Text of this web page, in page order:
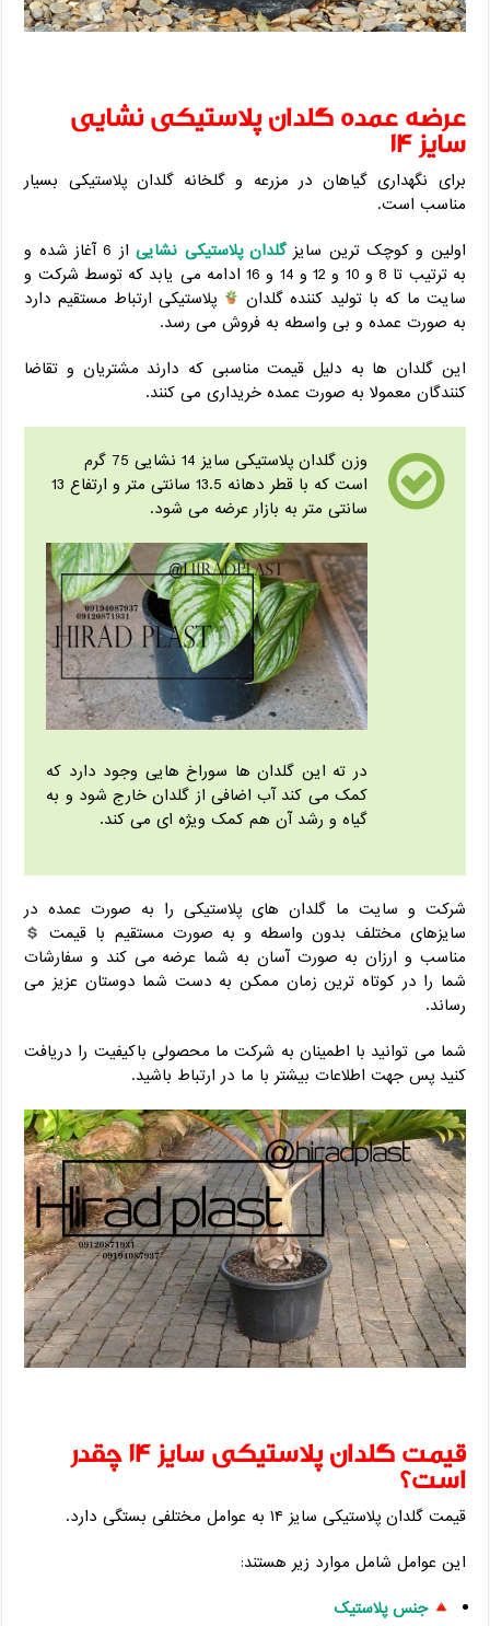
عرضه عمده گلدان پلاستیکی نشایی
سایز 14
برای نگهداری گیاهان در مزرعه و گلخانه گلدان پلاستیکی بسیار
مناسب است.
اولین و کوچک ترین سایزگلدان پلاستیکی نشایی
از 6 آغاز شده و
به ترتیب تا 8 و ‌10 و ‌12 و ‌14 و 16 ادامه می یابد که توسط شرکت و
سایت ما که با تولید کننده گلدان
پلاستیکی ارتباط مستقیم دارد
به صورت عمده و بی واسطه به فروش می رسد.
این گلدان ها به دلیل قیمت مناسبی که دارند مشتریان و تقاضا
کنندگان معمولا به صورت عمده خریداری می کنند.
وزن گلدان پلاستیکی سایز 14 نشایی 75 گرم
است که با قطر دهانه 13.5 سانتی متر و ارتفاع 13
سانتی متر به بازار عرضه می شود.
در ته این گلدان ها سوراخ هایی وجود دارد که
کمک می کند آب اضافی از گلدان خارج شود و به
گیاه و رشد آن هم کمک ویژه ای می کند.
شرکت و سایت ما گلدان های پلاستیکی را به صورت عمده در
سایزهای مختلف بدون واسطه و به صورت مستقیم با قیمت
مناسب و ارزان به صورت آسان به شما عرضه می کند و سفارشات
شما را در کوتاه ترین زمان ممکن به دست شما دوستان عزیز می
رساند.
شما می توانید با اطمینان به شرکت ما محصولی باکیفیت را دریافت
کنید پس جهت اطلاعات بیشتر با ما در ارتباط باشید.
قیمت گلدان پلاستیکی سایز ۱۴ چقدر
است؟
قیمت گلدان پلاستیکی سایز ۱۴ به عوامل مختلفی بستگی دارد.
این عوامل شامل موارد زیر هستند:
جنس پلاستیک